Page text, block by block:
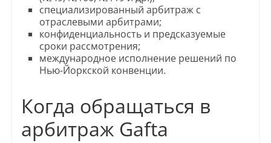
специализированный арбитраж с
отраслевыми арбитрами;
конфиденциальность и предсказуемые
сроки рассмотрения;
международное исполнение решений по
Нью-Йоркской конвенции.
Когда обращаться в
арбитраж Gafta